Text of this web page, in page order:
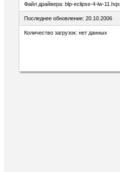
Файл драйвера: blp-eclipse-4-lw-11.hqx
Последнее обновление: 20.10.2006
Количество загрузок: нет данных